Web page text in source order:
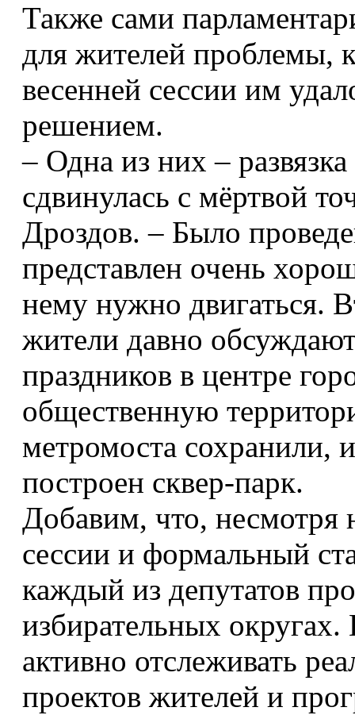
Также сами
для жителей проблемы,
весенней сессии им
решением.
– Одна из них –
сдвинулась с мёртвой
Дроздов. – Было
представлен очень
нему нужно двигаться.
жители давно
праздников в центре
общественную
метромоста сохранили,
построен сквер-парк.
Добавим, что, несмотря
сессии и формальный
каждый из депутатов
избирательных округах.
активно отслеживать
проектов жителей и